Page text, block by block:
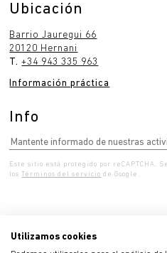
Ubicación
Barrio Jauregui 66
20120 Hernani
T.+34 943 335 963
Información práctica
Info
Este sitio está protegido por reCAPTCHA.
los Términos del servicio de Google.
Utilizamos cookies